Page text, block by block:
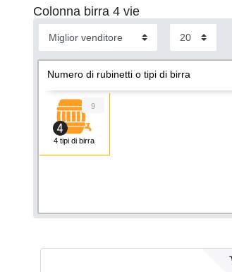
Colonna birra 4 vie
Numero di rubinetti o tipi di birra
4 tipi di birra
9